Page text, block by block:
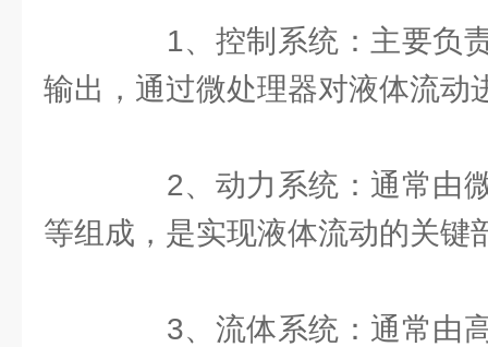
1、控制系统：主要负责
输出，通过微处理器对液体流动
2、动力系统：通常由微
等组成，是实现液体流动的关键
3、流体系统：通常由高